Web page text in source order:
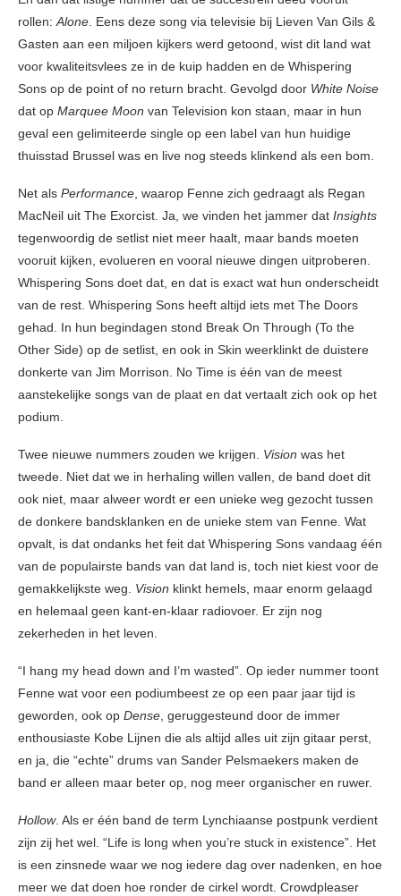
rollen:Alone. Eens deze song via televisie bij Lieven Van Gils &
Gasten aan een miljoen kijkers werd getoond, wist dit land wat
voor kwaliteitsvlees ze in de kuip hadden en de Whispering
Sons op de point of no return bracht. Gevolgd door White Noise
dat op Marquee Moon van Television kon staan, maar in hun
geval een gelimiteerde single op een label van hun huidige
thuisstad Brussel was en live nog steeds klinkend als een bom.
Net als Performance, waarop Fenne zich gedraagt als Regan
MacNeil uit The Exorcist. Ja, we vinden het jammer dat Insights
tegenwoordig de setlist niet meer haalt, maar bands moeten
vooruit kijken, evolueren en vooral nieuwe dingen uitproberen.
Whispering Sons doet dat, en dat is exact wat hun onderscheidt
van de rest. Whispering Sons heeft altijd iets met The Doors
gehad. In hun begindagen stond Break On Through (To the
Other Side) op de setlist, en ook in Skin weerklinkt de duistere
donkerte van Jim Morrison. No Time is één van de meest
aanstekelijke songs van de plaat en dat vertaalt zich ook op het
podium.
Twee nieuwe nummers zouden we krijgen. Vision was het
tweede. Niet dat we in herhaling willen vallen, de band doet dit
ook niet, maar alweer wordt er een unieke weg gezocht tussen
de donkere bandsklanken en de unieke stem van Fenne. Wat
opvalt, is dat ondanks het feit dat Whispering Sons vandaag één
van de populairste bands van dat land is, toch niet kiest voor de
gemakkelijkste weg. Vision klinkt hemels, maar enorm gelaagd
en helemaal geen kant-en-klaar radiovoer. Er zijn nog
zekerheden in het leven.
“I hang my head down and I’m wasted”. Op ieder nummer toont
Fenne wat voor een podiumbeest ze op een paar jaar tijd is
geworden, ook op Dense, geruggesteund door de immer
enthousiaste Kobe Lijnen die als altijd alles uit zijn gitaar perst,
en ja, die “echte” drums van Sander Pelsmaekers maken de
band er alleen maar beter op, nog meer organischer en ruwer.
Hollow. Als er één band de term Lynchiaanse postpunk verdient
zijn zij het wel. “Life is long when you’re stuck in existence”. Het
is een zinsnede waar we nog iedere dag over nadenken, en hoe
meer we dat doen hoe ronder de cirkel wordt. Crowdpleaser